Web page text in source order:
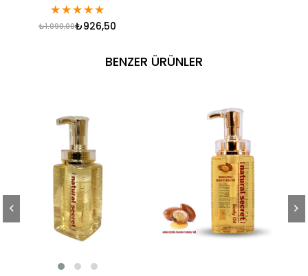
★★★★★
₺926,50
₺1.090,00
BENZER ÜRÜNLER